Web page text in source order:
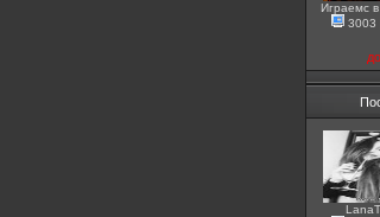
Играемс
3003